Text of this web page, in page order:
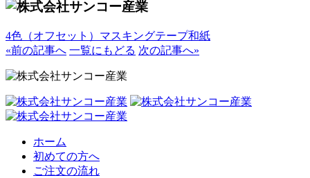
4色（オフセット） マスキングテープ和紙
«前の記事へ 一覧にもどる 次の記事へ»
ホーム
初めての方へ
ご注文の流れ